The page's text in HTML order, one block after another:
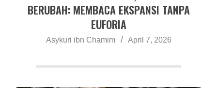
BERUBAH: MEMBACA EKSPANSI TANPA
EUFORIA
Asykuri ibn Chamim April 7, 2026